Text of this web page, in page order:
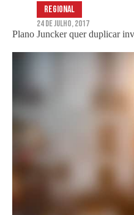
Plano Juncker quer duplicar
Regional
24 de Julho, 2017